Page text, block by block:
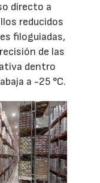
directo a
reducidos
filoguiadas,
de las
dentro
a -25 °C.